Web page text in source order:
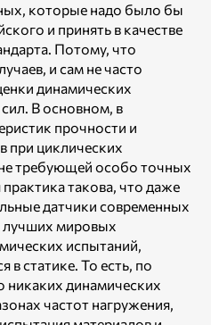
которые надо было бы
и принять в качестве
Потому, что
и сам не часто
динамических
В основном, в
прочности и
при циклических
не требующей особо точных
такова, что даже
датчики современных
лучших мировых
испытаний,
в статике. То есть, по
никаких динамических
частот нагружения,